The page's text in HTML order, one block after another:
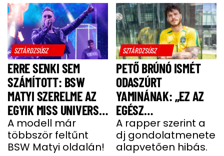
SZTÁRDZSÚSZ
ERRE SENKI SEM
SZÁMÍTOTT: BSW
MATYI SZERELME AZ
EGYIK MISS UNIVERSE
HUNGARY VERSENYZŐ
A modell már
többször feltűnt
BSW Matyi oldalán!
SZTÁRDZSÚSZ
PETŐ BRÚNÓ ISMÉT
ODASZÚRT
YAMINÁNAK: „EZ AZ
EGÉSZ
GONDOLATMENET
ZSÁKUTCA”
A rapper szerint a
dj gondolatmenete
alapvetően hibás.